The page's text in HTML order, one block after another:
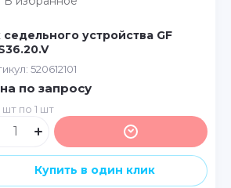
седельного устройства GF
520612101
по запросу
шт по 1 шт
Купить в один клик